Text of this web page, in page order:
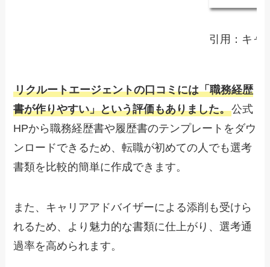
引用：キャ
リクルートエージェントの口コミには「職務経歴
書が作りやすい」という評価もありました。公式
HPから職務経歴書や履歴書のテンプレートをダウ
ンロードできるため、転職が初めての人でも選考
書類を比較的簡単に作成できます。
また、キャリアアドバイザーによる添削も受けら
れるため、より魅力的な書類に仕上がり、選考通
過率を高められます。